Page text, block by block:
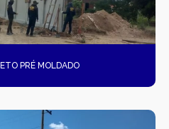
PRÉ MOLDADO